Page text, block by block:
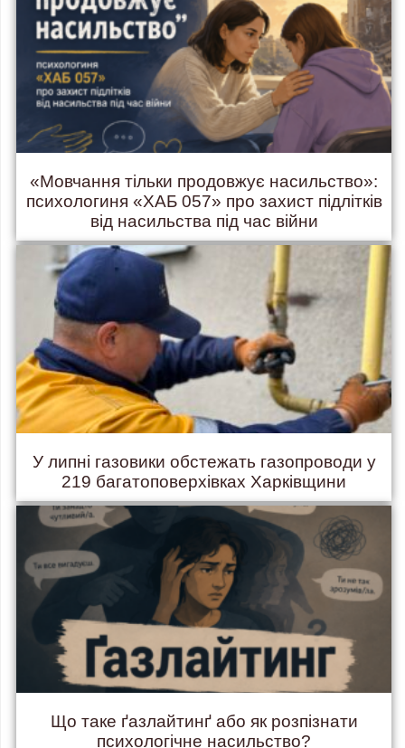
«Мовчання тільки продовжує насильство»:
психологиня «ХАБ 057» про захист підлітків
від насильства під час війни
У липні газовики обстежать газопроводи у
219 багатоповерхівках Харківщини
Що таке ґазлайтинґ або як розпізнати
психологічне насильство?